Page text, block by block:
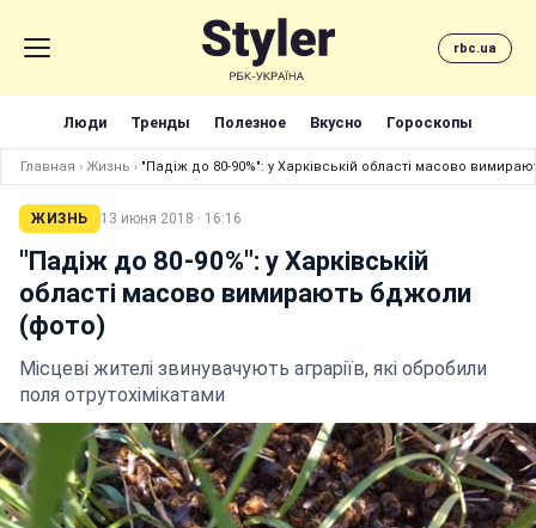
rbc.ua
Люди Тренды Полезное Вкусно Гороскопы
Главная › Жизнь › "Падіж до 80-90%": у Харківській області масово
ЖИЗНЬ 13 июня 2018 · 16:16
"Падіж до 80-90%": у Харківській
області масово вимирають бджоли
(фото)
Місцеві жителі звинувачують аграріїв, які обробили
поля отрутохімікатами